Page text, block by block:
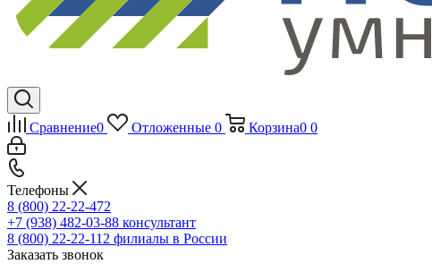
Сравнение0 Отложенные 0 Корзина0 0
Телефоны
8 (800) 22-22-472
+7 (938) 482-03-88 консультант
8 (800) 22-22-112 филиалы в России
Заказать звонок